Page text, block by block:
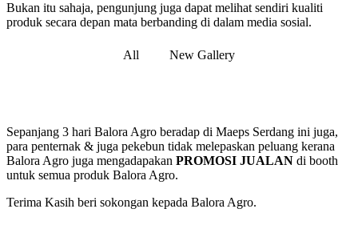
Bukan itu sahaja, pengunjung juga dapat melihat sendiri kualiti
produk secara depan mata berbanding di dalam media sosial.
All New Gallery
Sepanjang 3 hari Balora Agro beradap di Maeps Serdang ini juga,
para penternak & juga pekebun tidak melepaskan peluang kerana
Balora Agro juga mengadapakan PROMOSI JUALAN di booth
untuk semua produk Balora Agro.
Terima Kasih beri sokongan kepada Balora Agro.